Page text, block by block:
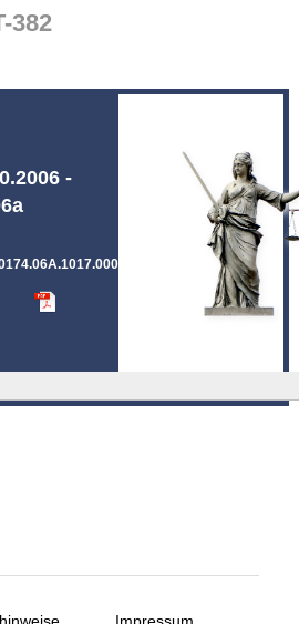
382
-
Impressum